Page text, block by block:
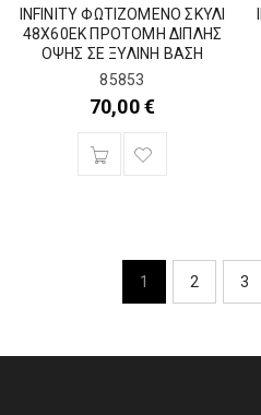
INFINITY ΦΩΤΙΖΟΜΕΝΟ ΣΚΥΛΙ
48Χ60ΕΚ ΠΡΟΤΟΜΗ ΔΙΠΛΗΣ
ΟΨΗΣ ΣΕ ΞΥΛΙΝΗ ΒΑΣΗ
85853
70,00€
1 2 3